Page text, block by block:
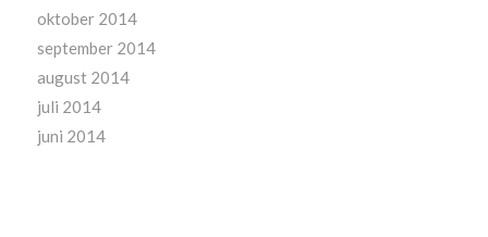
oktober 2014
september 2014
august 2014
juli 2014
juni 2014